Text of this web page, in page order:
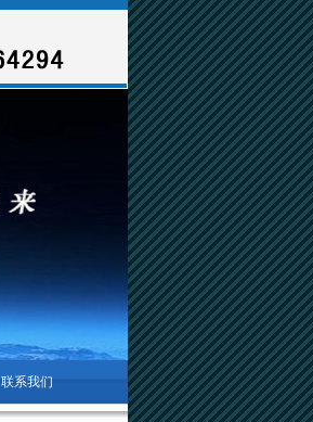
联系我们